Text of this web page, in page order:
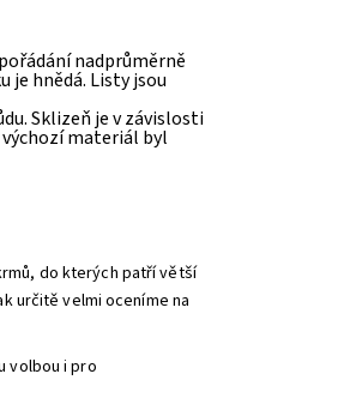
nadprůměrně
je hnědá. Listy jsou
Sklizeň je v závislosti
výchozí materiál byl
do kterých patří větší
určitě velmi oceníme na
volbou i pro